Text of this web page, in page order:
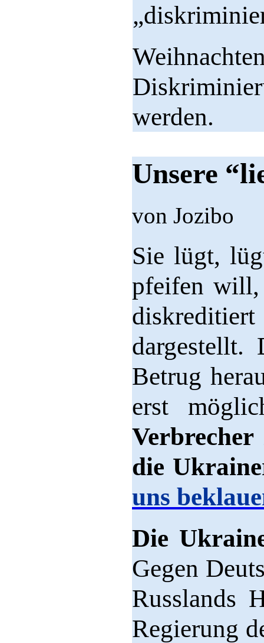
werden.
Unsere
von Jozibo
Sie lügt,
pfeifen will,
dargestellt.
Betrug
erst
die
uns
Die
Gegen
Russlands
Regierung